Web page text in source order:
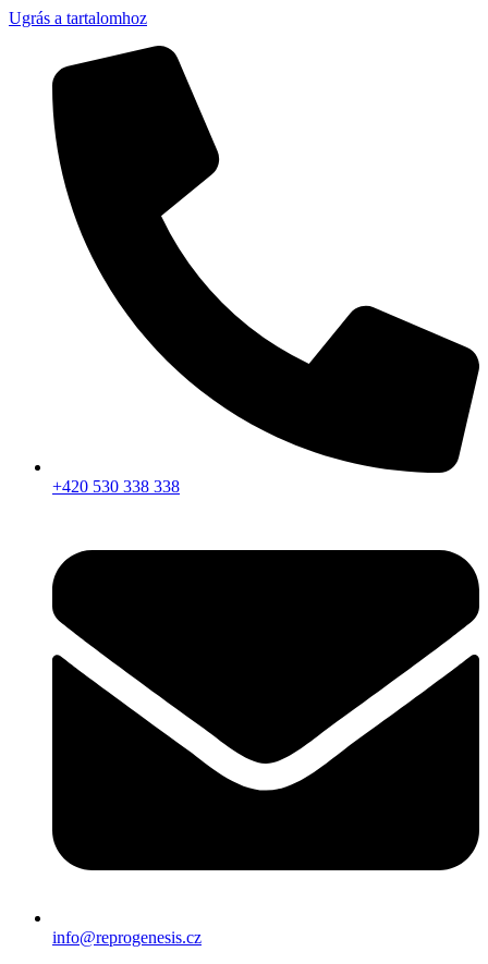
Ugrás a tartalomhoz
+420 530 338 338
info@reprogenesis.cz